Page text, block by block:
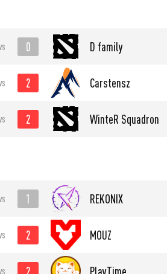
0 D family
2 Carstensz
2 WinteR Squadron
1 REKONIX
2 MOUZ
2